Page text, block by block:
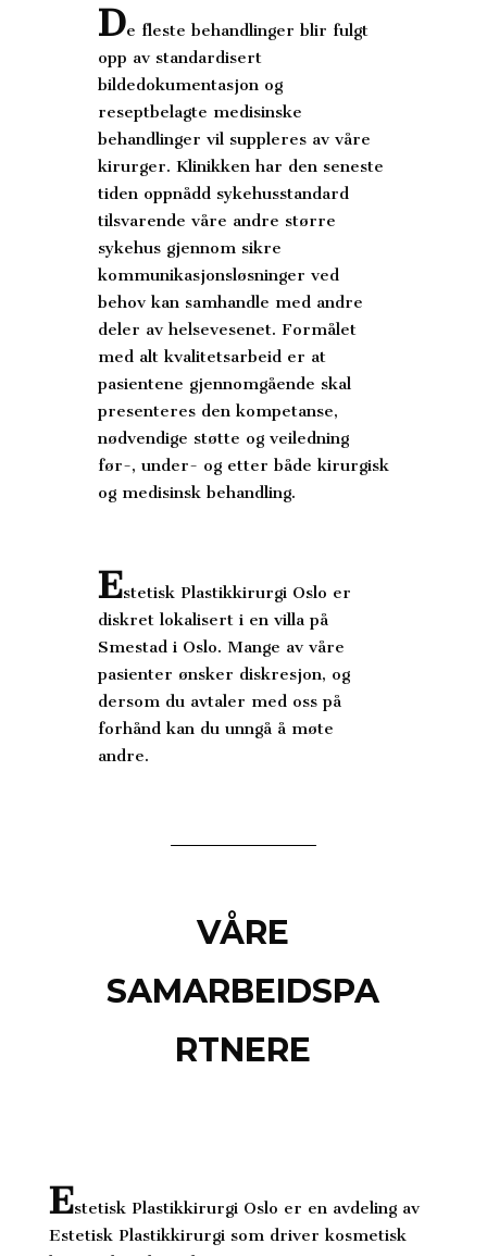
De fleste behandlinger blir fulgt
opp av standardisert
bildedokumentasjon og
reseptbelagte medisinske
behandlinger vil suppleres av våre
kirurger. Klinikken har den seneste
tiden oppnådd sykehusstandard
tilsvarende våre andre større
sykehus gjennom sikre
kommunikasjonsløsninger ved
behov kan samhandle med andre
deler av helsevesenet. Formålet
med alt kvalitetsarbeid er at
pasientene gjennomgående skal
presenteres den kompetanse,
nødvendige støtte og veiledning
før-, under- og etter både kirurgisk
og medisinsk behandling.
Estetisk Plastikkirurgi Oslo er
diskret lokalisert i en villa på
Smestad i Oslo. Mange av våre
pasienter ønsker diskresjon, og
dersom du avtaler med oss på
forhånd kan du unngå å møte
andre.
VÅRE
SAMARBEIDSPA
RTNERE
Estetisk Plastikkirurgi Oslo er en avdeling av
Estetisk Plastikkirurgi som driver kosmetisk